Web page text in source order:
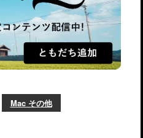
Mac その他